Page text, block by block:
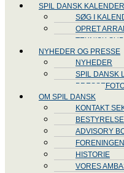
SPIL DANSK
SØG I
OPRET
TEKNISK
NYHEDER OG PRESSE
NYHEDER
SPIL DANSK
OM SPIL DANSK
KONTAKT
ADVISORY
HISTORIE
VORES